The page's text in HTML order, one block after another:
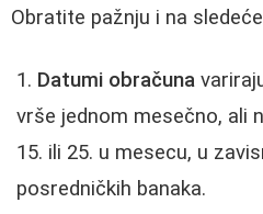
Obratite pažnju i na
Datumi obračuna
vrše jednom mesečno, ali
15. ili 25. u mesecu, u
posredničkih banaka.